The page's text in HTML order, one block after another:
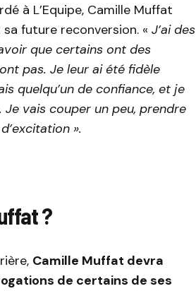
à L’Equipe, Camille Muffat
future reconversion. « J’ai des
que certains ont des
pas. Je leur ai été fidèle
quelqu’un de confiance, et je
vais couper un peu, prendre
».
?
Camille Muffat devra
de certains de ses